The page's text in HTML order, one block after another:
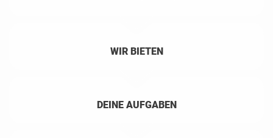
WIR BIETEN
DEINE AUFGABEN